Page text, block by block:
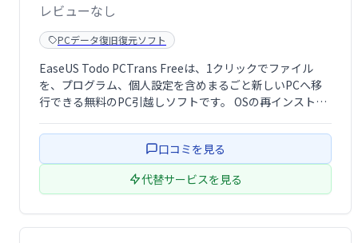
レビューなし
PCデータ復旧復元ソフト
EaseUS Todo PCTrans Freeは、1クリックでファイル
を、プログラム、個人設定を含めまるごと新しいPCへ移
行できる無料のPC引越しソフトです。 OSの再インストー
行、または故障PCからレスキューできます。 面倒な設定
口コミを見る
代替サービスを見る